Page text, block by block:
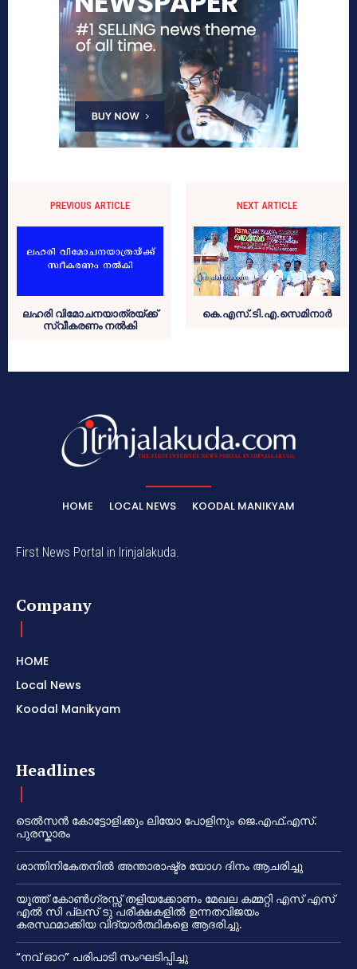
PREVIOUS ARTICLE
ലഹരി വിമോചനയാത്രയ്ക്ക്
സ്വീകരണം നല്‍കി
NEXT ARTICLE
കെ.എസ്.ടി.എ.സെമിനാര്‍
HOME LOCAL NEWS KOODAL MANIKYAM
First News Portal in Irinjalakuda.
Company
HOME
Local News
Koodal Manikyam
Headlines
ടെൽസൻ കോട്ടോളിക്കും ലിയോ പോളിനും ജെ.എഫ്.എസ്.
പുരസ്കാരം
ശാന്തിനികേതനിൽ അന്താരാഷ്ട്ര യോഗ ദിനം ആചരിച്ചു
യൂത്ത് കോൺഗ്രസ്സ് തളിയക്കോണം മേഖല കമ്മറ്റി എസ് എസ്
എൽ സി പ്ലസ് ടു പരീക്ഷകളിൽ ഉന്നതവിജയം
കരസ്ഥമാക്കിയ വിദ്യാർത്ഥികളെ ആദരിച്ചു.
“നവ് ഓറ” പരിപാടി സംഘടിപ്പിച്ചു